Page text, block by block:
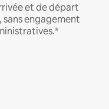
et de départ
sans engagement